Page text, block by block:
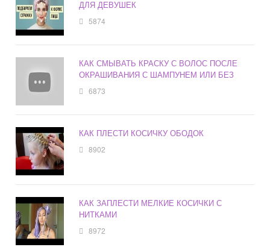
ДЛЯ ДЕВУШЕК
5874
КАК СМЫВАТЬ КРАСКУ С ВОЛОС ПОСЛЕ
ОКРАШИВАНИЯ С ШАМПУНЕМ ИЛИ БЕЗ
6873
КАК ПЛЕСТИ КОСИЧКУ ОБОДОК
8902
КАК ЗАПЛЕСТИ МЕЛКИЕ КОСИЧКИ С
НИТКАМИ
8972